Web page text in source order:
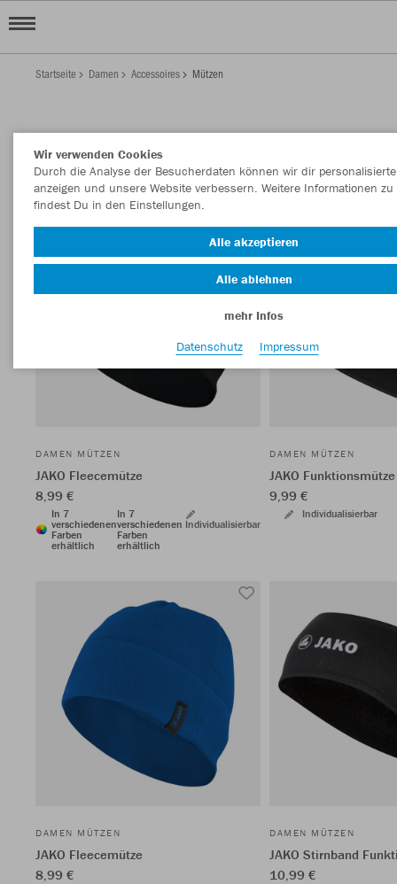
Startseite Damen Accessoires Mützen
DAMEN MÜTZEN
Filter anzeigen Sortieren nach
DAMEN MÜTZEN
JAKO Fleecemütze
8,99 €
In 7
verschiedenen
Farben
erhältlich
In 7
verschiedenen
Farben
erhältlich
Individualisierbar
DAMEN MÜTZEN
JAKO
9,99 €
Individualisierbar
DAMEN MÜTZEN
JAKO Fleecemütze
8,99 €
DAMEN MÜTZEN
JAKO Stirnband
10,99 €
Wir verwenden Cookies
Durch die Analyse der Besucherdaten können wir dir
anzeigen und unsere Website verbessern. Weitere Informationen zu
findest Du in den Einstellungen.
Alle akzeptieren
Alle ablehnen
mehr Infos
Datenschutz
Impressum